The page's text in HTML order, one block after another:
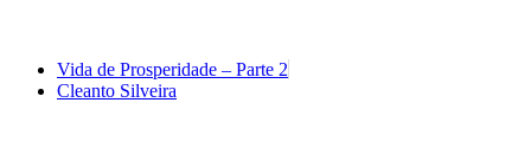
Vida de Prosperidade – Parte 2
Cleanto Silveira